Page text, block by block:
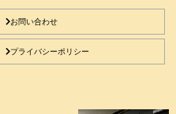
お問い合わせ
プライバシーポリシー